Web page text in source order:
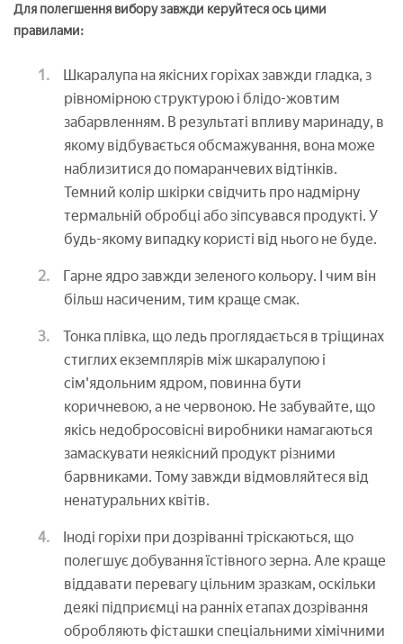
Для полегшення вибору завжди керуйтеся ось цими
правилами:
Шкаралупа на якісних горіхах завжди гладка, з
рівномірною структурою і блідо-жовтим
забарвленням. В результаті впливу маринаду, в
якому відбувається обсмажування, вона може
наблизитися до помаранчевих відтінків.
Темний колір шкірки свідчить про надмірну
термальній обробці або зіпсувався продукті. У
будь-якому випадку користі від нього не буде.
Гарне ядро завжди зеленого кольору. І чим він
більш насиченим, тим краще смак.
Тонка плівка, що ледь проглядається в тріщинах
стиглих екземплярів між шкаралупою і
сім'ядольним ядром, повинна бути
коричневою, а не червоною. Не забувайте, що
якісь недобросовісні виробники намагаються
замаскувати неякісний продукт різними
барвниками. Тому завжди відмовляйтеся від
ненатуральних квітів.
Іноді горіхи при дозріванні тріскаються, що
полегшує добування їстівного зерна. Але краще
віддавати перевагу цільним зразкам, оскільки
деякі підприємці на ранніх етапах дозрівання
обробляють фісташки спеціальними хімічними